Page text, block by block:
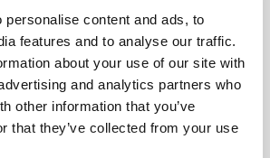
personalise content and ads, to
features and to analyse our traffic.
about your use of our site with
and analytics partners who
other information that you’ve
that they’ve collected from your use